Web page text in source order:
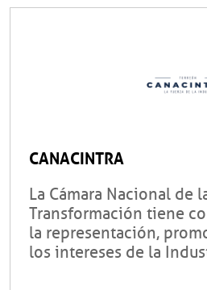
CANACINTRA
La Cámara Nacional de
Transformación tiene
la representación,
los intereses de la